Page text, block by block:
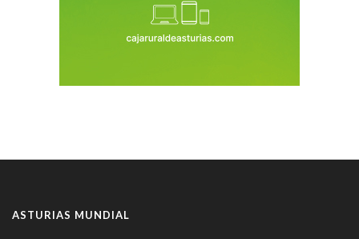
ASTURIAS MUNDIAL